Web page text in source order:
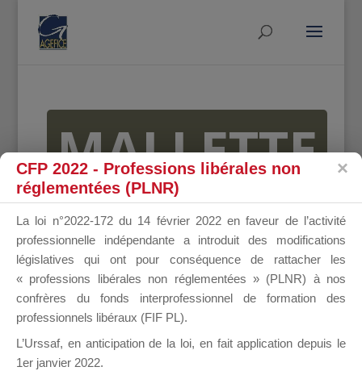
MALLETTE
DU
DIRIGEANT
CFP 2022 - Professions libérales non
réglementées (PLNR)
La loi n°2022-172 du 14 février 2022 en faveur de l’activité
professionnelle indépendante a introduit des modifications
législatives qui ont pour conséquence de rattacher les
« professions libérales non réglementées » (PLNR) à nos
confrères du fonds interprofessionnel de formation des
professionnels libéraux (FIF PL).
L’Urssaf, en anticipation de la loi, en fait application depuis le
1er janvier 2022.